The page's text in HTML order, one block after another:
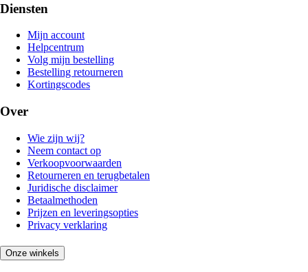
Diensten
Mijn account
Helpcentrum
Volg mijn bestelling
Bestelling retourneren
Kortingscodes
Over
Wie zijn wij?
Neem contact op
Verkoopvoorwaarden
Retourneren en terugbetalen
Juridische disclaimer
Betaalmethoden
Prijzen en leveringsopties
Privacy verklaring
Onze winkels